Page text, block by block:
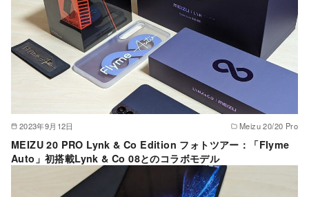
2023年9月12日 Meizu 20/20 Pro
MEIZU 20 PRO Lynk & Co Edition フォトツアー：「Flyme
Auto」初搭載Lynk & Co 08とのコラボモデル